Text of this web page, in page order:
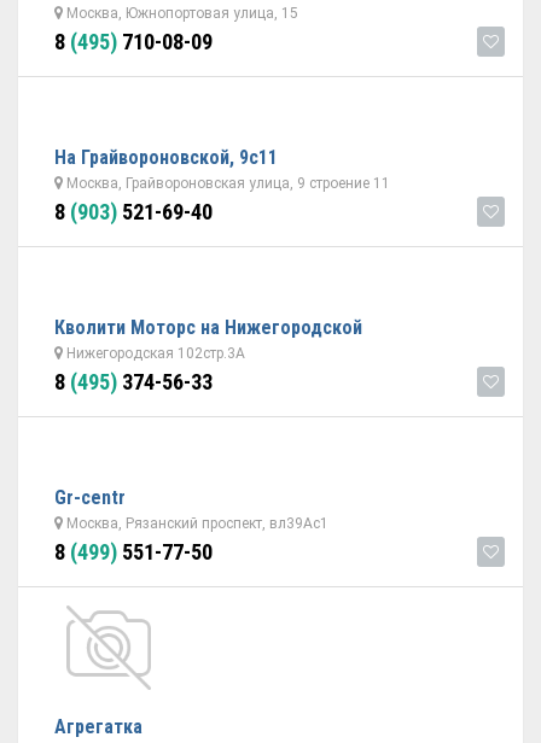
Москва, Южнопортовая улица, 15
8 (495) 710-08-09
На Грайвороновской, 9с11
Москва, Грайвороновская улица, 9 строение 11
8 (903) 521-69-40
Кволити Моторс на Нижегородской
Нижегородская 102стр.3А
8 (495) 374-56-33
Gr-centr
Москва, Рязанский проспект, вл39Ас1
8 (499) 551-77-50
Агрегатка